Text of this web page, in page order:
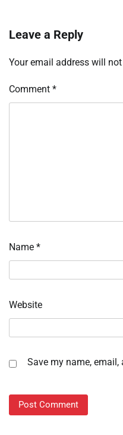
Leave a Reply
Your email address will
Comment *
Name *
Website
Save my name,